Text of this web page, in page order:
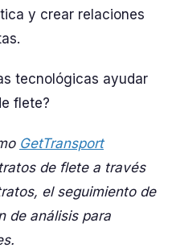
y crear relaciones
tecnológicas ayudar
flete?
GetTransport
de flete a través
el seguimiento de
de análisis para